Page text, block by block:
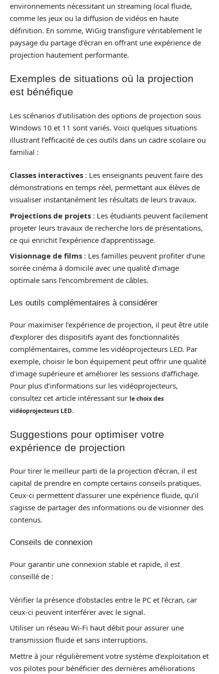
environnements nécessitant un streaming local fluide,
comme les jeux ou la diffusion de vidéos en haute
définition. En somme, WiGig transfigure véritablement le
paysage du partage d’écran en offrant une expérience de
projection hautement performante.
Exemples de situations où la projection
est bénéfique
Les scénarios d’utilisation des options de projection sous
Windows 10 et 11 sont variés. Voici quelques situations
illustrant l’efficacité de ces outils dans un cadre scolaire ou
familial :
Classes interactives : Les enseignants peuvent faire des
démonstrations en temps réel, permettant aux élèves de
visualiser instantanément les résultats de leurs travaux.
Projections de projets : Les étudiants peuvent facilement
projeter leurs travaux de recherche lors de présentations,
ce qui enrichit l’expérience d’apprentissage.
Visionnage de films : Les familles peuvent profiter d’une
soirée cinéma à domicile avec une qualité d’image
optimale sans l’encombrement de câbles.
Les outils complémentaires à considérer
Pour maximiser l’expérience de projection, il peut être utile
d’explorer des dispositifs ayant des fonctionnalités
complémentaires, comme les vidéoprojecteurs LED. Par
exemple, choisir le bon équipement peut offrir une qualité
d’image supérieure et améliorer les sessions d’affichage.
Pour plus d’informations sur les vidéoprojecteurs,
consultez cet article intéressant sur le choix des
vidéoprojecteurs LED.
Suggestions pour optimiser votre
expérience de projection
Pour tirer le meilleur parti de la projection d’écran, il est
capital de prendre en compte certains conseils pratiques.
Ceux-ci permettent d’assurer une expérience fluide, qu’il
s’agisse de partager des informations ou de visionner des
contenus.
Conseils de connexion
Pour garantir une connexion stable et rapide, il est
conseillé de :
Vérifier la présence d’obstacles entre le PC et l’écran, car
ceux-ci peuvent interférer avec le signal.
Utiliser un réseau Wi-Fi haut débit pour assurer une
transmission fluide et sans interruptions.
Mettre à jour régulièrement votre système d’exploitation et
vos pilotes pour bénéficier des dernières améliorations